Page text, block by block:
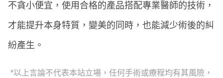
不貪小便宜，使用合格的產品搭配專業醫師的技術，
才能提升本身特質，變美的同時，也能減少術後的糾
紛產生。
*以上言論不代表本站立場，任何手術或療程均有其風險，